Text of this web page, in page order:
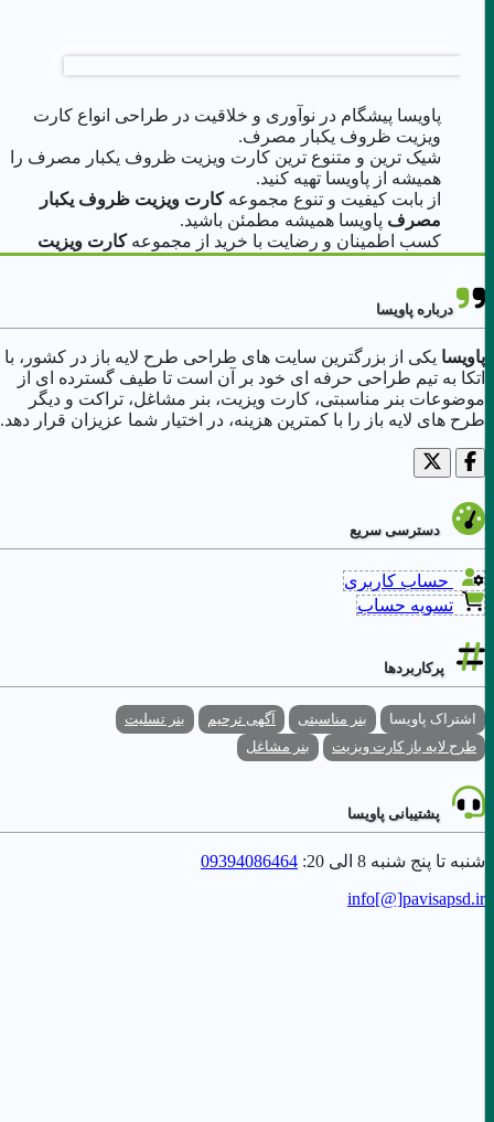
پاویسا پیشگام در نوآوری و خلاقیت در طراحی انواع کارت
ویزیت ظروف یکبار مصرف.
شیک ترین و متنوع ترین کارت ویزیت ظروف یکبار مصرف را
همیشه از پاویسا تهیه کنید.
از بابت کیفیت و تنوع مجموعهکارت ویزیت ظروف یکبار
مصرفپاویسا همیشه مطمئن باشید.
کسب اطمینان و رضایت با خرید از مجموعهکارت ویزیت
ظروف یکبار مصرفپاویسا.
درباره پاویسا
پاویسایکی از بزرگترین سایت های طراحی طرح لایه باز در کشور، با
اتکا به تیم طراحی حرفه ای خود بر آن است تا طیف گسترده ای از
موضوعات بنر مناسبتی، کارت ویزیت، بنر مشاغل، تراکت و دیگر
طرح های لایه باز را با کمترین هزینه، در اختیار شما عزیزان قرار دهد.
دسترسی سریع
حساب کاربری
تسویه حساب
پرکاربردها
اشتراک پاویسا بنر مناسبتی آگهی ترحیم
بنر تسلیت
طرح لایه باز کارت ویزیت
بنر مشاغل
پشتیبانی پاویسا
شنبه تا پنج شنبه 8 الی 20:
09394086464
info[@]pavisapsd.ir